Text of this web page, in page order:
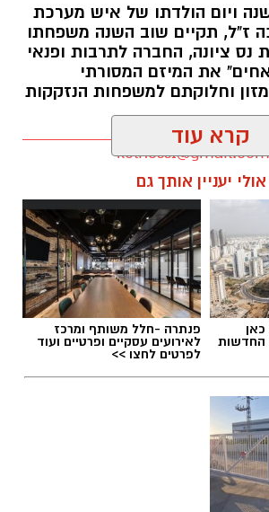
ויום הולדתו של איש מערכת
ז"ל, תקיים שוב השנה משפחתו
נס ציונה, החברה לתרבות ופנאי
את המיזם המסורתי
וחלוקתם למשפחות הנזקקות
ז"ל
קרא עוד
אולי יעניין אותך גם
החדשות
פנתרה -חלל משותף ומרכז
לאירועים עסקיים ופרטיים ועוד
לפרטים לחצו >>